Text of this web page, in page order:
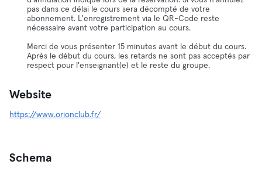
pas dans ce délai le cours sera décompté de votre
abonnement. L'enregistrement via le QR-Code reste
nécessaire avant votre participation au cours.
Merci de vous présenter 15 minutes avant le début du cours.
Après le début du cours, les retards ne sont pas acceptés par
respect pour l'enseignant(e) et le reste du groupe.
Website
https://www.orionclub.fr/
Schema